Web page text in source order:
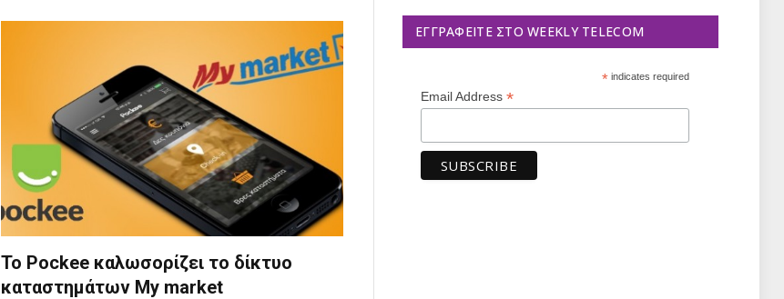
To Pockee καλωσορίζει το δίκτυο
καταστημάτων My market
ΕΓΓΡΑΦΕΊΤΕ ΣΤΟ WEEKLY TELECOM
*indicates required
Email Address *